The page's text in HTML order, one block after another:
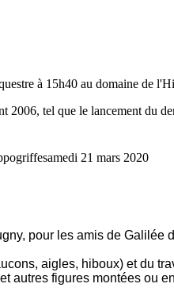
à 15h40 au domaine de
tel que le lancement du
samedi 21 mars 2020
pour les amis de Galilée
aigles, hiboux) et du
autres figures montées ou